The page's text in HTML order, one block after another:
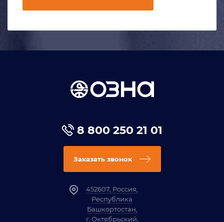
8 800 250 21 01
Заказать звонок
452607, Россия,
Республика
Башкортостан,
г. Октябрьский,